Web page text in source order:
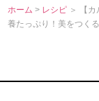
ホーム > レシピ ＞ 【
養たっぷり！美をつく